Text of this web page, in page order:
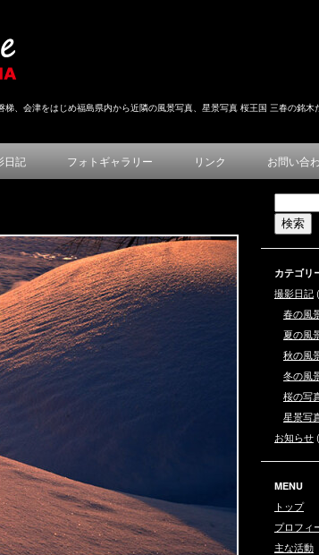
梯、会津をはじめ福島県内から近隣の風景写真、星景写真 桜王国 三春の銘木
日記 フォトギャラリー リンク お問い合
カテゴリ
撮影日記
春の風
夏の風
秋の風
冬の風
桜の写
星景写
お知らせ
MENU
トップ
プロフィ
主な活動